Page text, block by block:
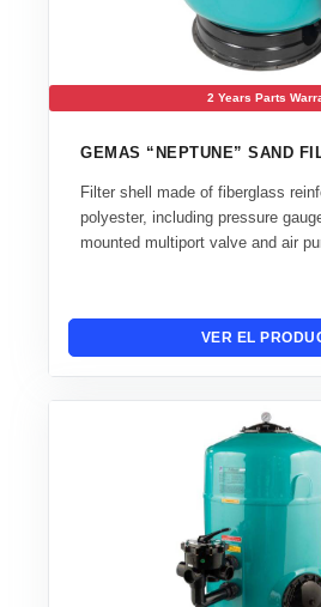
2 Years Parts
GEMAS “NEPTUNE” SAND
Filter shell made of fiberglass
polyester, including pressure
mounted multiport valve and air
VER EL